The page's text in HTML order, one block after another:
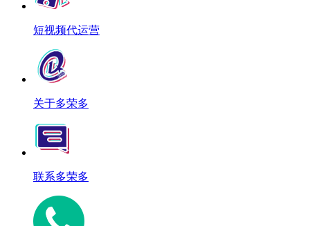
短视频代运营
关于多荣多
联系多荣多